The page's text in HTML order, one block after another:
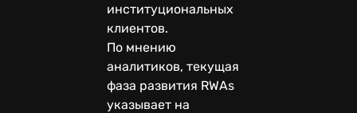
институциональных
клиентов.
По мнению
аналитиков, текущая
фаза развития RWAs
указывает на